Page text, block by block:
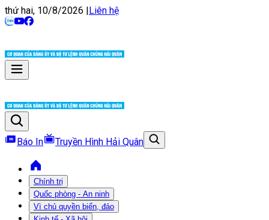
thứ hai, 10/8/2026 |Liên hệ
Báo In Truyền Hình Hải Quân
Chính trị
Quốc phòng - An ninh
Vì chủ quyền biển, đảo